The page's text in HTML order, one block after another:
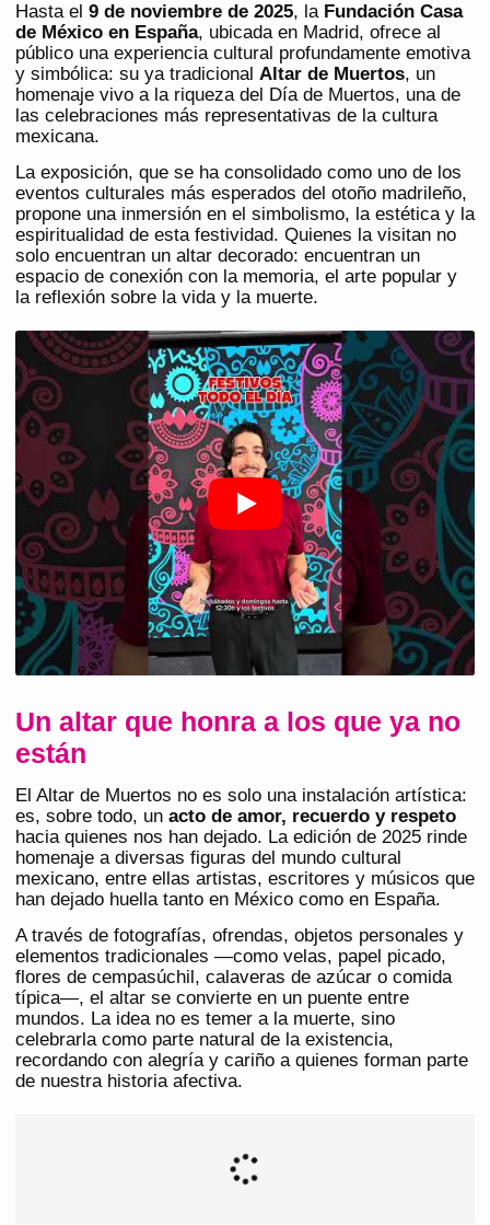
Hasta el 9 de noviembre de 2025, la Fundación Casa
de México en España, ubicada en Madrid, ofrece al
público una experiencia cultural profundamente emotiva
y simbólica: su ya tradicional Altar de Muertos, un
homenaje vivo a la riqueza del Día de Muertos, una de
las celebraciones más representativas de la cultura
mexicana.
La exposición, que se ha consolidado como uno de los
eventos culturales más esperados del otoño madrileño,
propone una inmersión en el simbolismo, la estética y la
espiritualidad de esta festividad. Quienes la visitan no
solo encuentran un altar decorado: encuentran un
espacio de conexión con la memoria, el arte popular y
la reflexión sobre la vida y la muerte.
Un altar que honra a los que ya no
están
El Altar de Muertos no es solo una instalación artística:
es, sobre todo, un acto de amor, recuerdo y respeto
hacia quienes nos han dejado. La edición de 2025 rinde
homenaje a diversas figuras del mundo cultural
mexicano, entre ellas artistas, escritores y músicos que
han dejado huella tanto en México como en España.
A través de fotografías, ofrendas, objetos personales y
elementos tradicionales —como velas, papel picado,
flores de cempasúchil, calaveras de azúcar o comida
típica—, el altar se convierte en un puente entre
mundos. La idea no es temer a la muerte, sino
celebrarla como parte natural de la existencia,
recordando con alegría y cariño a quienes forman parte
de nuestra historia afectiva.